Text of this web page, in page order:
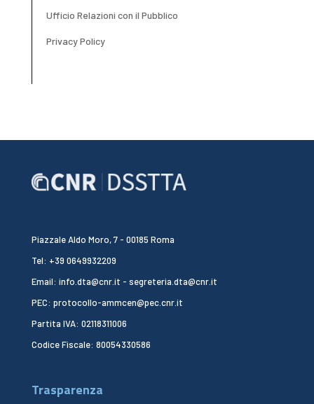
Ufficio Relazioni con il Pubblico
Privacy Policy
Piazzale Aldo Moro, 7 - 00185 Roma
Tel: +39 0649932209
Email: info.dta@cnr.it - segreteria.dta@cnr.it
PEC: protocollo-ammcen@pec.cnr.it
Partita IVA: 02118311006
Codice Fiscale: 80054330586
Trasparenza